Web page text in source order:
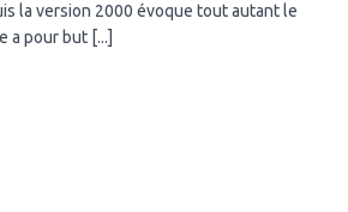
la version 2000 évoque tout autant le
a pour but [...]